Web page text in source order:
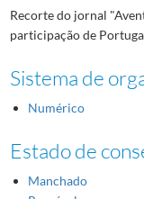
Recorte do jornal
participação de
Sistema de
Numérico
Estado de
Manchado